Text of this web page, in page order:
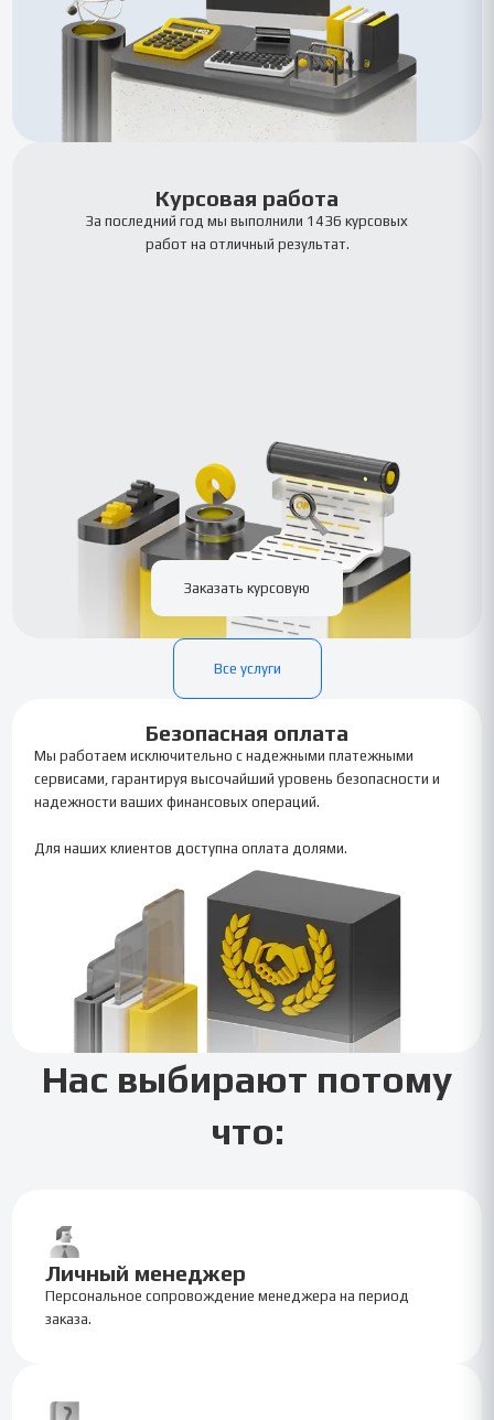
Курсовая работа
За последний год мы выполнили 1436 курсовых
работ на отличный результат.
Заказать курсовую
Все услуги
Безопасная оплата
Мы работаем исключительно с надежными платежными
сервисами, гарантируя высочайший уровень безопасности и
надежности ваших финансовых операций.
Для наших клиентов доступна оплата долями.
Нас выбирают потому
что:
Личный менеджер
Персональное сопровождение менеджера на период
заказа.